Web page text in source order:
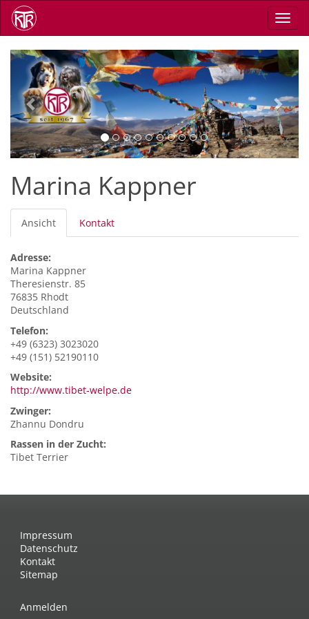
Direkt
zum
Inhalt
Previous Next
Marina Kappner
Primäre
Reiter
Ansicht (aktiver
Reiter)
Kontakt
Adresse:
Marina Kappner
Theresienstr. 85
76835 Rhodt
Deutschland
Telefon:
+49 (6323) 3023020
+49 (151) 52190110
Website:
http://www.tibet-welpe.de
Zwinger:
Zhannu Dondru
Rassen in der Zucht:
Tibet Terrier
Impressum
Datenschutz
Kontakt
Sitemap
Anmelden